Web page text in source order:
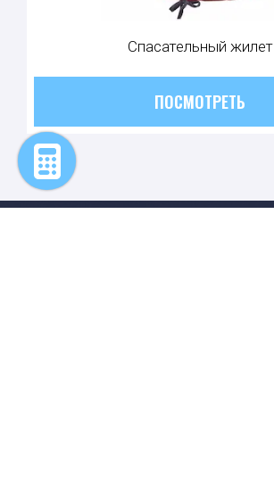
Спасательный жилет
ПОСМОТРЕТЬ